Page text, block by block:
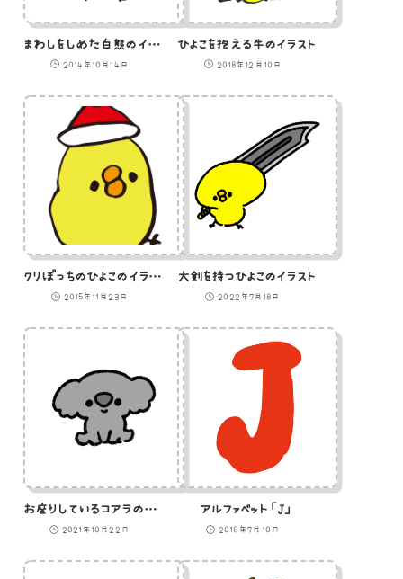
まわしをしめた白熊のイラスト
2014年10月14日
ひよこを抱える牛のイラスト
2018年12月10日
クリぼっちのひよこのイラスト
2015年11月23日
大剣を持つひよこのイラスト
2022年7月18日
お座りしているコアラのイラスト
2021年10月22日
アルファベット「J」
2016年7月10日